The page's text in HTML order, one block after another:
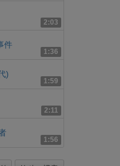
2:03
1:36
件
1:59
)
2:11
1:56